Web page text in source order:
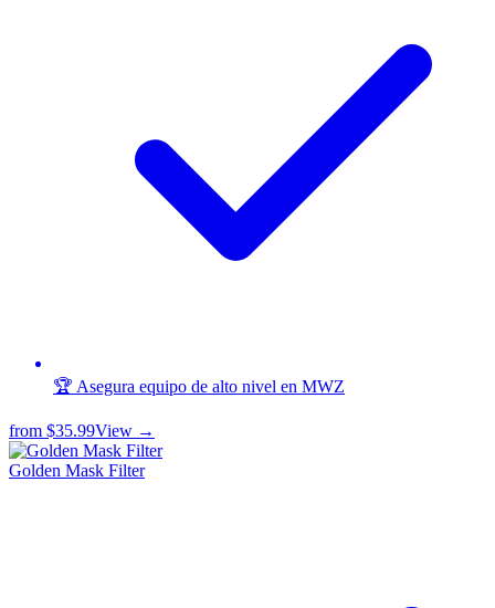
🏆 Asegura equipo de alto nivel en MWZ
from $35.99View →
Golden Mask Filter